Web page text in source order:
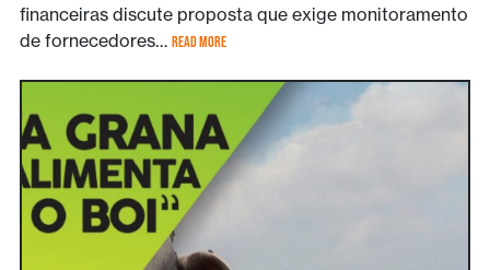
financeiras discute proposta que exige monitoramento
de fornecedores… READ MORE